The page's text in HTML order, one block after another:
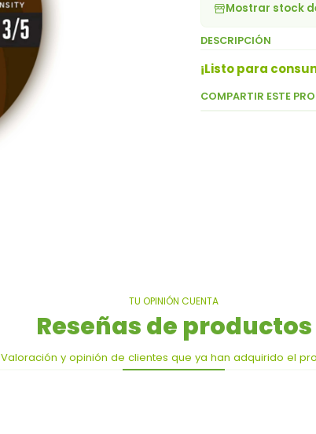
Mostrar stock
DESCRIPCIÓN
¡Listo para
COMPARTIR ESTE
TU OPINIÓN CUENTA
Reseñas de productos
Valoración y opinión de clientes que ya han adquirido el